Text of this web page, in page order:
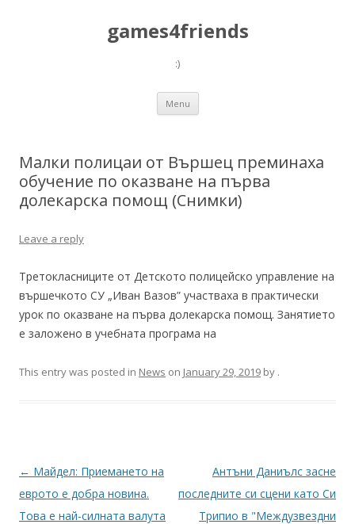
games4friends
:)
Menu Skip
content
Малки полицаи от Вършец преминаха
обучение по оказване на първа
долекарска помощ (Снимки)
Leave a reply
Третокласниците от Детското полицейско управление на
вършечкото СУ „Иван Вазов” участваха в практически
урок по оказване на първа долекарска помощ. Занятието
е заложено в учебната програма на
This entry was posted in News on January 29, 2019 by .
Post
navigation
← Майдел: Приемането на
еврото е добра новина.
Това е най-силната валута
Антъни Даниълс засне
последните си сцени като Си
Трипио в "Междузвездни